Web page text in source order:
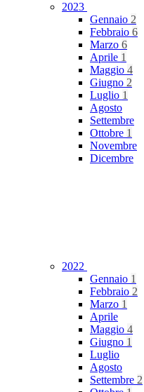
2023
Gennaio 2
Febbraio 6
Marzo 6
Aprile 1
Maggio 4
Giugno 2
Luglio 1
Agosto
Settembre
Ottobre 1
Novembre
Dicembre
2022
Gennaio 1
Febbraio 2
Marzo 1
Aprile
Maggio 4
Giugno 1
Luglio
Agosto
Settembre 2